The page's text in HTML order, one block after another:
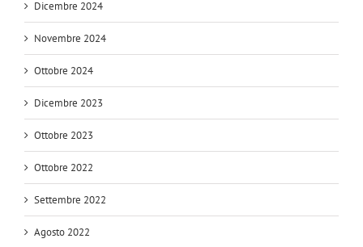
Dicembre 2024
Novembre 2024
Ottobre 2024
Dicembre 2023
Ottobre 2023
Ottobre 2022
Settembre 2022
Agosto 2022